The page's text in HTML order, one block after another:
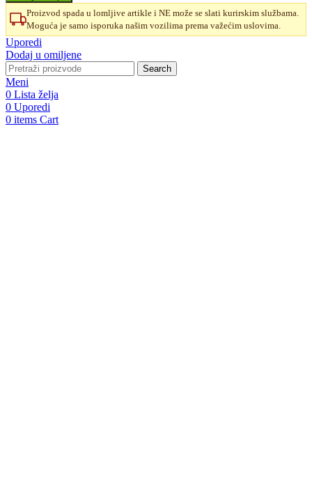
ormarićem
SOFT
Art
White
65
cm
količina
Proizvod spada u lomljive artikle i NE može se slati kurirskim službama.
Moguća je samo isporuka našim vozilima prema važećim uslovima.
Uporedi
Dodaj u omiljene
Search
Meni
0 Lista želja
0 Uporedi
0 items Cart